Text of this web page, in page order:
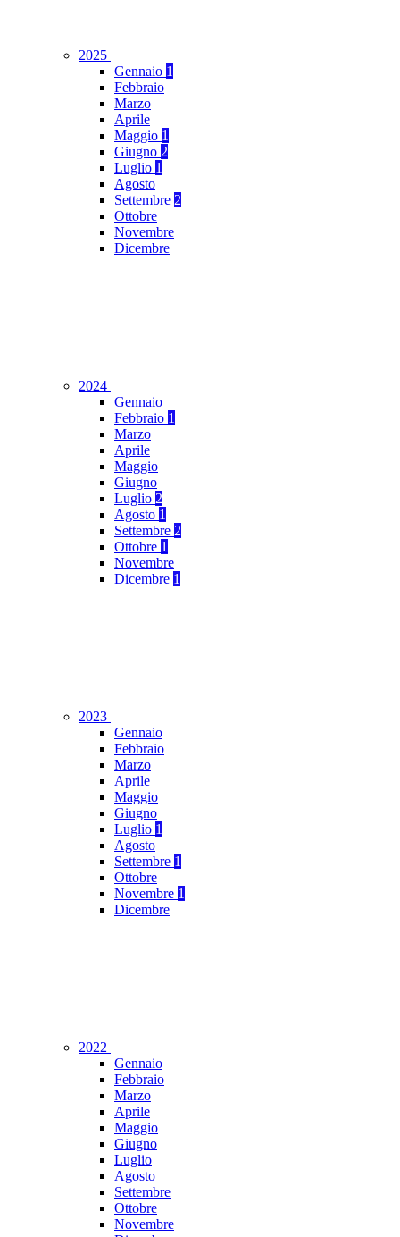
2025
Gennaio 1
Febbraio
Marzo
Aprile
Maggio 1
Giugno 2
Luglio 1
Agosto
Settembre 2
Ottobre
Novembre
Dicembre
2024
Gennaio
Febbraio 1
Marzo
Aprile
Maggio
Giugno
Luglio 2
Agosto 1
Settembre 2
Ottobre 1
Novembre
Dicembre 1
2023
Gennaio
Febbraio
Marzo
Aprile
Maggio
Giugno
Luglio 1
Agosto
Settembre 1
Ottobre
Novembre 1
Dicembre
2022
Gennaio
Febbraio
Marzo
Aprile
Maggio
Giugno
Luglio
Agosto
Settembre
Ottobre
Novembre